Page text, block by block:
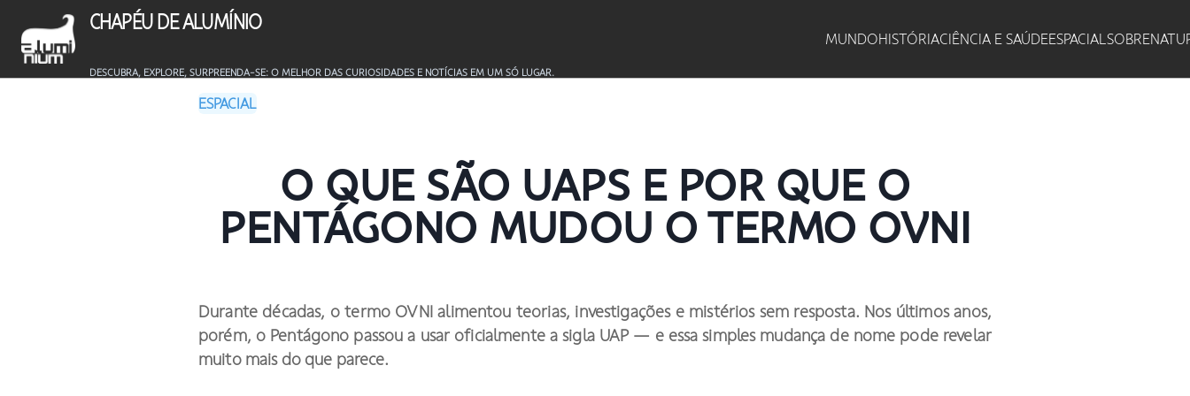
CHAPÉU DE ALUMÍNIO
DESCUBRA, EXPLORE, SURPREENDA-SE: O MELHOR DAS CURIOSIDADES E NOTÍCIAS EM UM SÓ LUGAR.
MUNDOHISTÓRIACIÊNCIA E SAÚDEESPACIAL
ESPACIAL
O QUE SÃO UAPS E POR QUE O
PENTÁGONO MUDOU O TERMO OVNI
Durante décadas, o termo OVNI alimentou teorias, investigações e mistérios sem resposta. Nos últimos anos,
porém, o Pentágono passou a usar oficialmente a sigla UAP — e essa simples mudança de nome pode revelar
muito mais do que parece.